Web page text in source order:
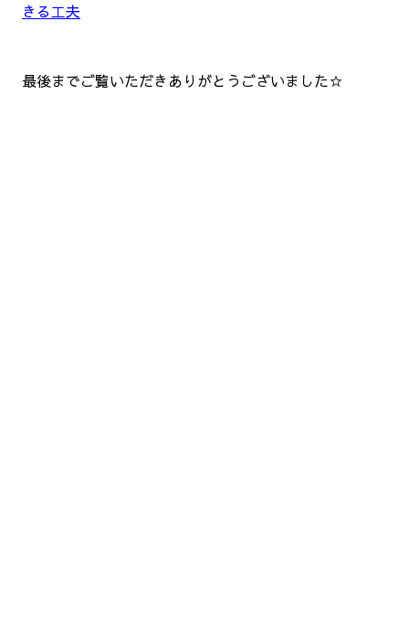
きる工夫
最後までご覧いただきありがとうございました☆